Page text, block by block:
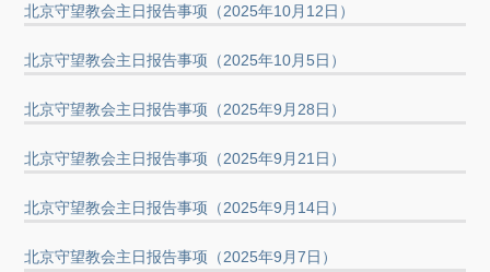
北京守望教会主日报告事项（2025年10月12日）
北京守望教会主日报告事项（2025年10月5日）
北京守望教会主日报告事项（2025年9月28日）
北京守望教会主日报告事项（2025年9月21日）
北京守望教会主日报告事项（2025年9月14日）
北京守望教会主日报告事项（2025年9月7日）